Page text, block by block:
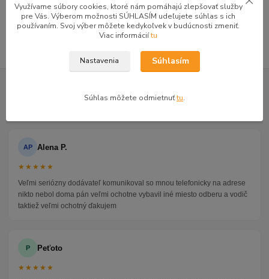
Skrine
Skrine troj a viac-dverové
4.9★★★★★
AP Alena P.
★★★★★
Veľmi seriózny dodávateľ komunikoval so mnou telefonicky na adrese
nikto nebol doma pán veľmi ochotne vybavil iné miesto odberu a vodič
taktiež veľmi ochotný ďakujem
P Peťoto
★★★★★
Využívame súbory cookies, ktoré nám pomáhajú zlepšovať služby
pre Vás. Výberom možnosti SÚHLASÍM udeľujete súhlas s ich
používaním. Svoj výber môžete kedykoľvek v budúcnosti zmeniť.
Viac informáciítu
Nastavenia Súhlasím
Súhlas môžete odmietnuťtu.